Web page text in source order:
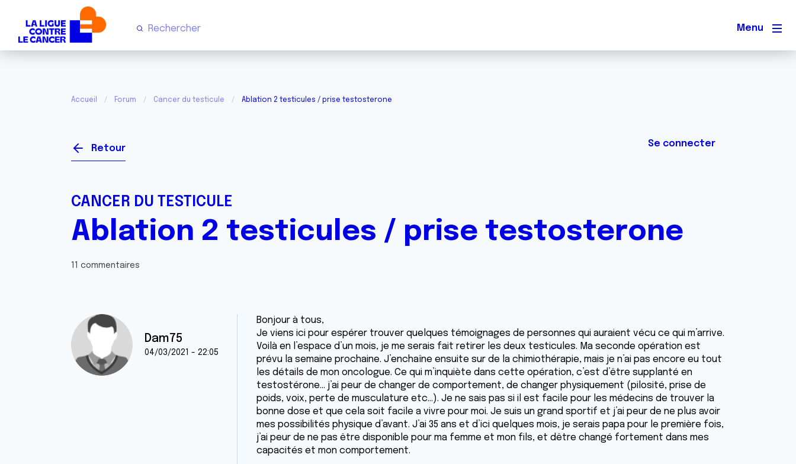
Menu
Accueil Forum Cancer du testicule Ablation 2 testicules / prise testosterone
Retour Se connecter
CANCER DU TESTICULE
Ablation 2 testicules / prise testosterone
11 commentaires
Dam75
04/03/2021 - 22:05
Bonjour à tous,
Je viens ici pour espérer trouver quelques témoignages de personnes qui auraient vécu ce qui m’arrive.
Voilà en l’espace d’un mois, je me serais fait retirer les deux testicules. Ma seconde opération est
prévu la semaine prochaine. J’enchaîne ensuite sur de la chimiothérapie, mais je n’ai pas encore eu tout
les détails de mon oncologue. Ce qui m’inquiète dans cette opération, c’est d’être supplanté en
testostérone... j’ai peur de changer de comportement, de changer physiquement (pilosité, prise de
poids, voix, perte de musculature etc...). Je ne sais pas si il est facile pour les médecins de trouver la
bonne dose et que cela soit facile a vivre pour moi. Je suis un grand sportif et j’ai peur de ne plus avoir
mes possibilités physique d’avant. J’ai 35 ans et d’ici quelques mois, je serais papa pour le première fois,
j’ai peur de ne pas être disponible pour ma femme et mon fils, et dêtre changé fortement dans mes
capacités et mon comportement.